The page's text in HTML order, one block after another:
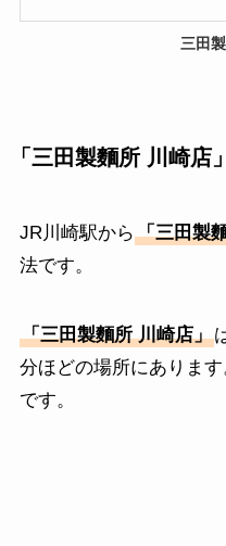
三田
「 三田製麵所 川崎店
JR川崎駅から 「三田製
法です。
「三田製麵所 川崎店」
分ほどの場所にありま
です。